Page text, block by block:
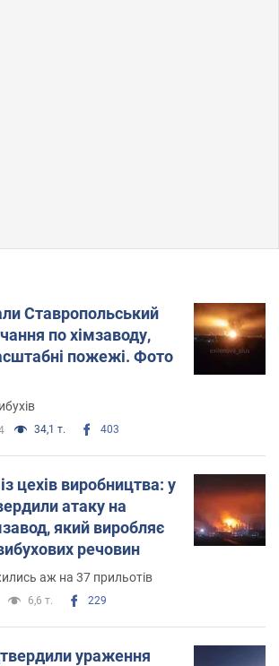
Ставропольський
по хімзаводу,
пожежі. Фото
34,1 т. 403
цехів виробництва: у
атаку на
який виробляє
речовин
аж на 37 прильотів
6,6 т. 229
ураження